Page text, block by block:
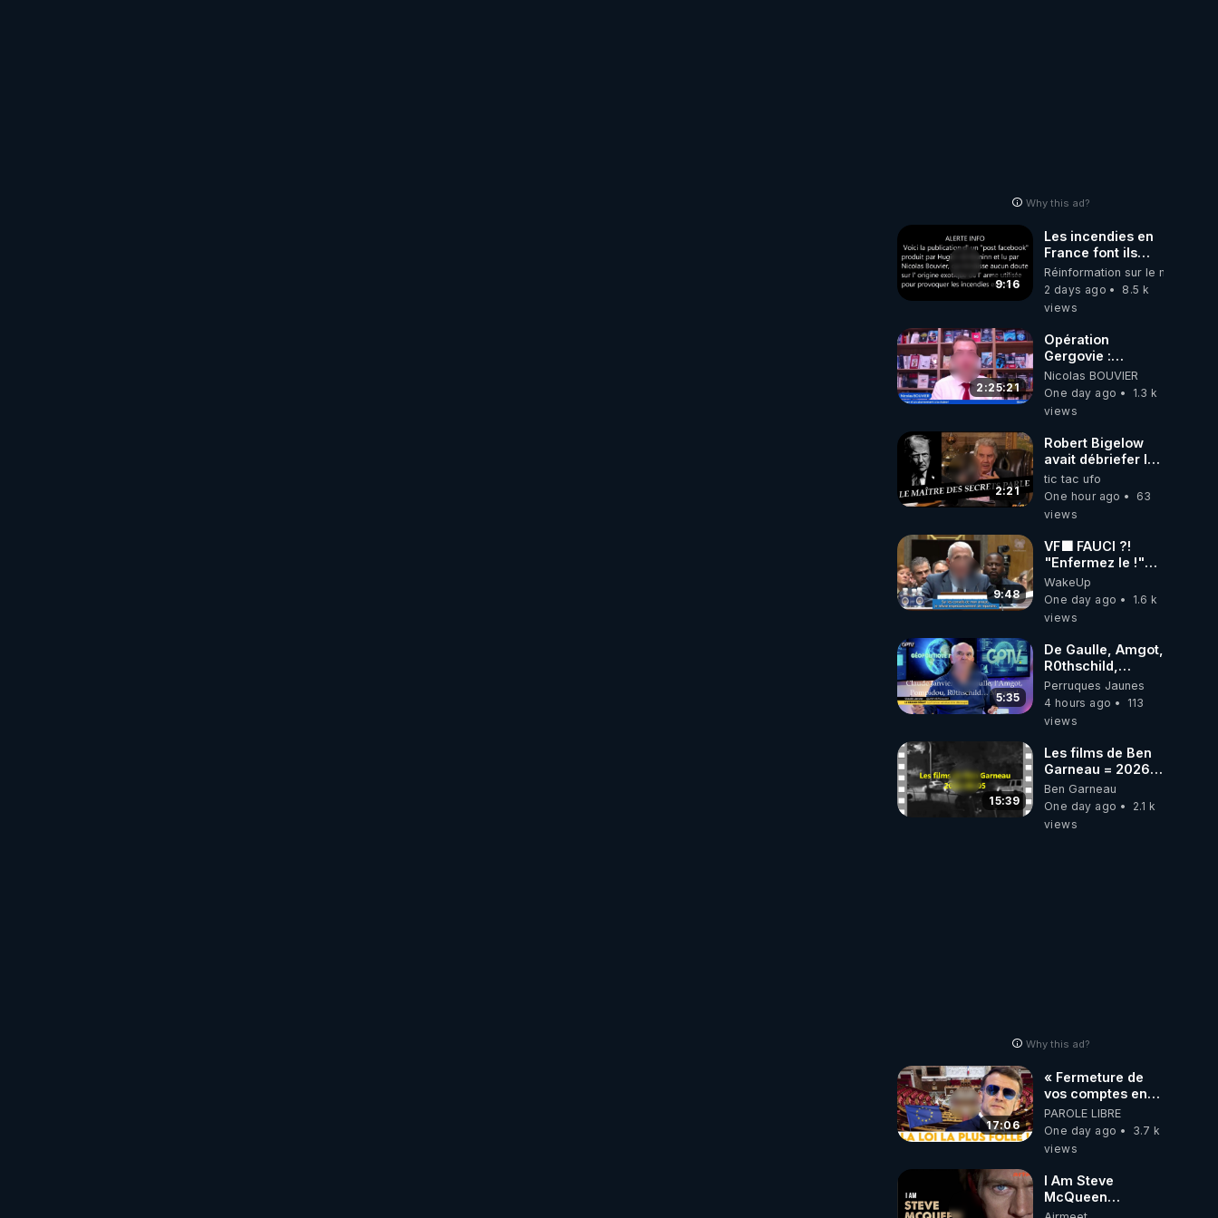
Why this ad?
9:16
Les incendies en
France font ils
partie d' un plan
qui aurait débuté
le 11 septembre
Réinformation sur le monde
2 days ago
8.5 k
views
2:25:21
Opération
Gergovie :
‪@38resistancegauloise‬
‪@MarionSigautOfficiel‬
‪@gladysriifard5710‬
Nicolas BOUVIER
One day ago
1.3 k
views
2:21
Robert Bigelow
avait débriefer le
pédophile
génocidaire de
donald j trump
tic tac ufo
One hour ago
63
views
9:48
VF🟩 FAUCI ?!
"Enfermez le !"
(Lock him up!) -
Quartz Traduction
WakeUp
One day ago
1.6 k
views
5:35
De Gaulle, Amgot,
R0thschild,
Macron &
Pompidou…
Macron Claude
X 2024
Perruques Jaunes
4 hours ago
113
views
15:39
Les films de Ben
Garneau = 2026-
08-05
Ben Garneau
One day ago
2.1 k
views
Why this ad?
17:06
« Fermeture de
vos comptes en
banque ! » :
Macron impose
une loi folle !
PAROLE LIBRE
One day ago
3.7 k
views
I Am Steve
McQueen
⎮Documentaire